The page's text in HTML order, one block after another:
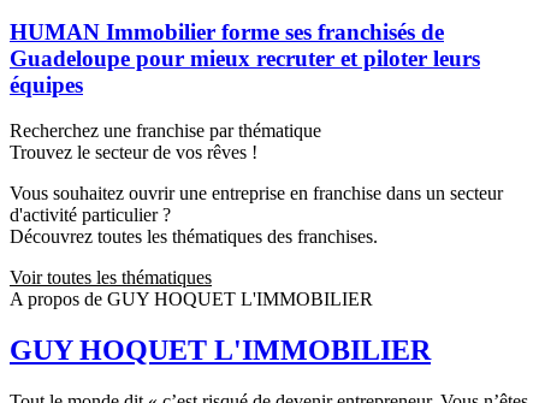
HUMAN Immobilier forme ses franchisés de
Guadeloupe pour mieux recruter et piloter leurs
équipes
Recherchez une franchise par thématique
Trouvez le secteur de vos rêves !
Vous souhaitez ouvrir une entreprise en franchise dans un secteur
d'activité particulier ?
Découvrez toutes les thématiques des franchises.
Voir toutes les thématiques
A propos de GUY HOQUET L'IMMOBILIER
GUY HOQUET L'IMMOBILIER